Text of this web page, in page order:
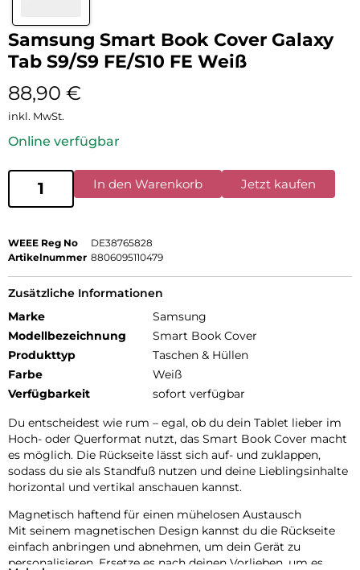
Samsung Smart Book Cover Galaxy
Tab S9/S9 FE/S10 FE Weiß
88,90 €
inkl. MwSt.
Online verfügbar
In den Warenkorb Jetzt kaufen
WEEE Reg No
DE38765828
Artikelnummer 8806095110479
Zusätzliche Informationen
Marke
Samsung
Modellbezeichnung
Smart Book Cover
Produkttyp
Taschen & Hüllen
Farbe
Weiß
Verfügbarkeit
sofort verfügbar
Du entscheidest wie rum – egal, ob du dein Tablet lieber im
Hoch- oder Querformat nutzt, das Smart Book Cover macht
es möglich. Die Rückseite lässt sich auf- und zuklappen,
sodass du sie als Standfuß nutzen und deine Lieblingsinhalte
horizontal und vertikal anschauen kannst.
Magnetisch haftend für einen mühelosen Austausch
Mit seinem magnetischen Design kannst du die Rückseite
einfach anbringen und abnehmen, um dein Gerät zu
personalisieren. Ersetze es nach deinen Vorlieben, um es